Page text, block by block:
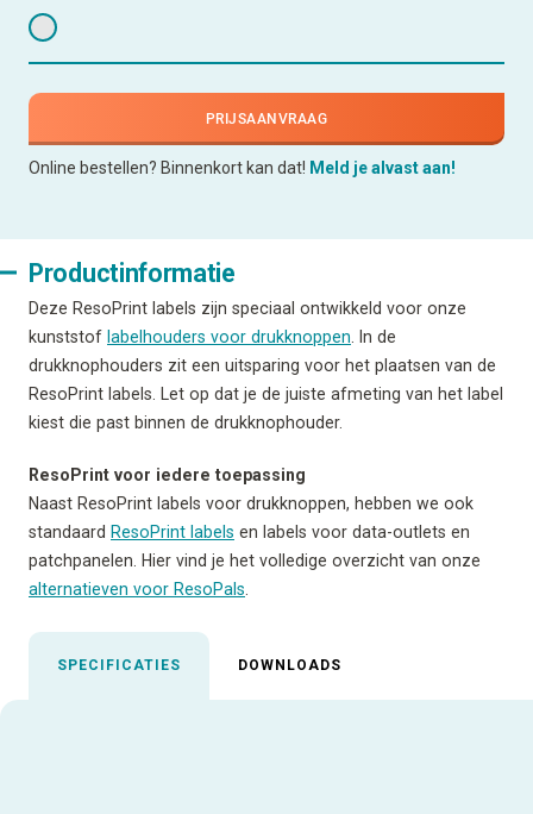
PRIJSAANVRAAG
Online bestellen? Binnenkort kan dat! Meld je alvast aan!
Productinformatie
Deze ResoPrint labels zijn speciaal ontwikkeld voor onze
kunststof labelhouders voor drukknoppen . In de
drukknophouders zit een uitsparing voor het plaatsen van de
ResoPrint labels. Let op dat je de juiste afmeting van het label
kiest die past binnen de drukknophouder.
ResoPrint voor iedere toepassing
Naast ResoPrint labels voor drukknoppen, hebben we ook
standaard ResoPrint labels en labels voor data-outlets en
patchpanelen. Hier vind je het volledige overzicht van onze
alternatieven voor ResoPals
SPECIFICATIES DOWNLOADS